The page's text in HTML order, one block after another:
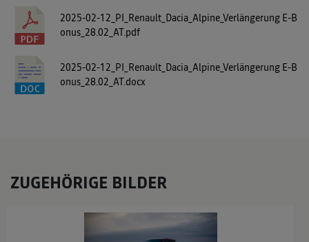
2025-02-12_PI_Renault_Dacia_Alpine_Verlängerung E-B
onus_28.02_AT.pdf
2025-02-12_PI_Renault_Dacia_Alpine_Verlängerung E-B
onus_28.02_AT.docx
ZUGEHÖRIGE BILDER